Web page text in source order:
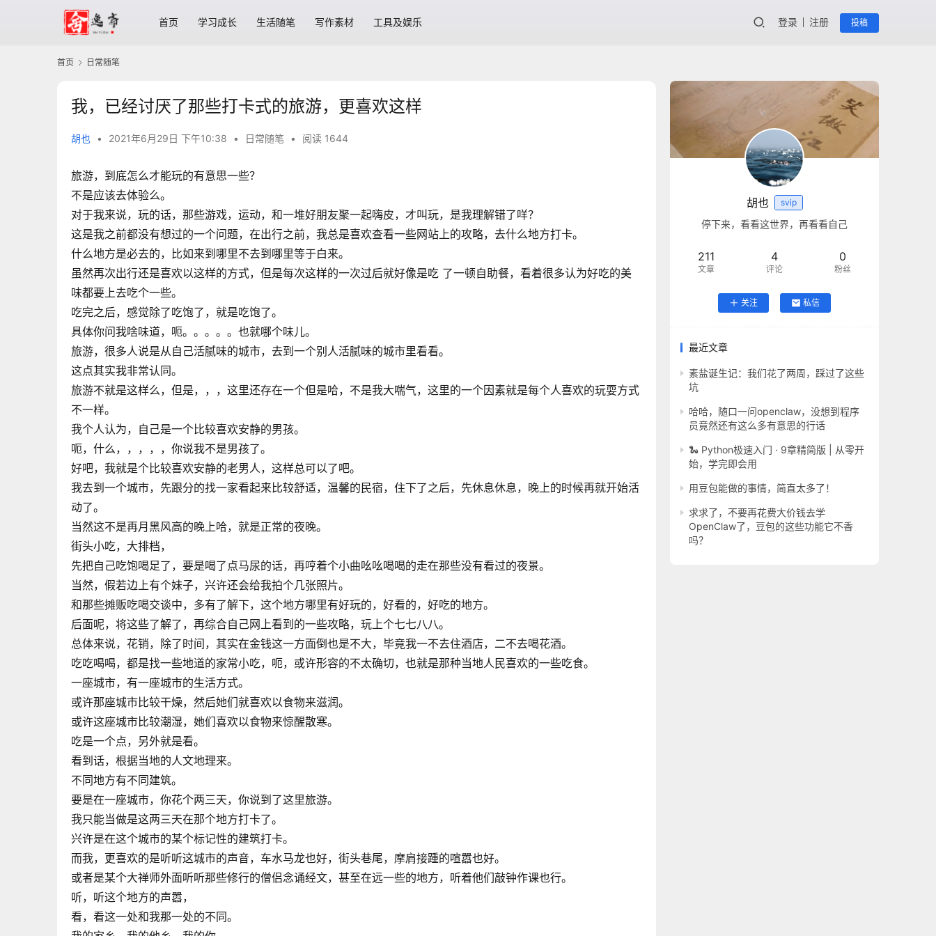
首页 学习成长 生活随笔 写作素材 工具及娱乐 登录 注册 投稿
首页 日常随笔
我，已经讨厌了那些打卡式的旅游，更喜欢这样
胡也 • 2021年6月29日 下午10:38 • 日常随笔 • 阅读 1644
旅游，到底怎么才能玩的有意思一些？
不是应该去体验么。
对于我来说，玩的话，那些游戏，运动，和一堆好朋友聚一起嗨皮，才叫玩，是我理解错了咩？
这是我之前都没有想过的一个问题，在出行之前，我总是喜欢查看一些网站上的攻略，去什么地方打卡。
什么地方是必去的，比如来到哪里不去到哪里等于白来。
虽然再次出行还是喜欢以这样的方式，但是每次这样的一次过后就好像是吃 了一顿自助餐，看着很多认为好吃的美
味都要上去吃个一些。
吃完之后，感觉除了吃饱了，就是吃饱了。
具体你问我啥味道，呃。。。。。也就哪个味儿。
旅游，很多人说是从自己活腻味的城市，去到一个别人活腻味的城市里看看。
这点其实我非常认同。
旅游不就是这样么，但是，，，这里还存在一个但是哈，不是我大喘气，这里的一个因素就是每个人喜欢的玩耍方式
不一样。
我个人认为，自己是一个比较喜欢安静的男孩。
呃，什么，，，，，你说我不是男孩了。
好吧，我就是个比较喜欢安静的老男人，这样总可以了吧。
我去到一个城市，先跟分的找一家看起来比较舒适，温馨的民宿，住下了之后，先休息休息，晚上的时候再就开始活
动了。
当然这不是再月黑风高的晚上哈，就是正常的夜晚。
街头小吃，大排档，
先把自己吃饱喝足了，要是喝了点马尿的话，再哼着个小曲吆吆喝喝的走在那些没有看过的夜景。
当然，假若边上有个妹子，兴许还会给我拍个几张照片。
和那些摊贩吃喝交谈中，多有了解下，这个地方哪里有好玩的，好看的，好吃的地方。
后面呢，将这些了解了，再综合自己网上看到的一些攻略，玩上个七七八八。
总体来说，花销，除了时间，其实在金钱这一方面倒也是不大，毕竟我一不去住酒店，二不去喝花酒。
吃吃喝喝，都是找一些地道的家常小吃，呃，或许形容的不太确切，也就是那种当地人民喜欢的一些吃食。
一座城市，有一座城市的生活方式。
或许那座城市比较干燥，然后她们就喜欢以食物来滋润。
或许这座城市比较潮湿，她们喜欢以食物来惊醒散寒。
吃是一个点，另外就是看。
看到话，根据当地的人文地理来。
不同地方有不同建筑。
要是在一座城市，你花个两三天，你说到了这里旅游。
我只能当做是这两三天在那个地方打卡了。
兴许是在这个城市的某个标记性的建筑打卡。
而我，更喜欢的是听听这城市的声音，车水马龙也好，街头巷尾，摩肩接踵的喧嚣也好。
或者是某个大禅师外面听听那些修行的僧侣念诵经文，甚至在远一些的地方，听着他们敲钟作课也行。
听，听这个地方的声嚣，
看，看这一处和我那一处的不同。
胡也 svip
停下来，看看这世界，再看看自己
211
文章
4
评论
0
粉丝
关注 私信
最近文章
素盐诞生记：我们花了两周，踩过了这些
坑
哈哈，随口一问openclaw，没想到程序
员竟然还有这么多有意思的行话
🐍 Python极速入门 · 9章精简版 | 从零开
始，学完即会用
用豆包能做的事情，简直太多了！
求求了，不要再花费大价钱去学
OpenClaw了，豆包的这些功能它不香
吗？